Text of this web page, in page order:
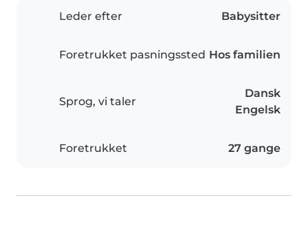
Leder efter Babysitter
Foretrukket pasningssted Hos familien
Sprog, vi taler
Dansk
Engelsk
Foretrukket 27 gange